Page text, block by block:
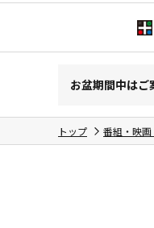
お盆期間中は
トップ 番組・映